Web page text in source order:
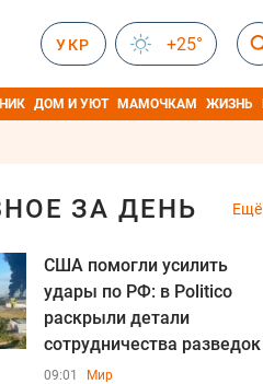
УКР +25°
ДОМ И УЮТ МАМОЧКАМ ЖИЗНЬ
ЗА ДЕНЬ Ещё
США помогли усилить
удары по РФ: в Politico
раскрыли детали
сотрудничества разведок
09:01 Мир